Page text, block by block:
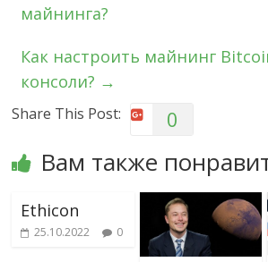
майнинга?
Как настроить майнинг
консоли? →
Share This Post: 0
Вам также
Ethicon
25.10.2022 0